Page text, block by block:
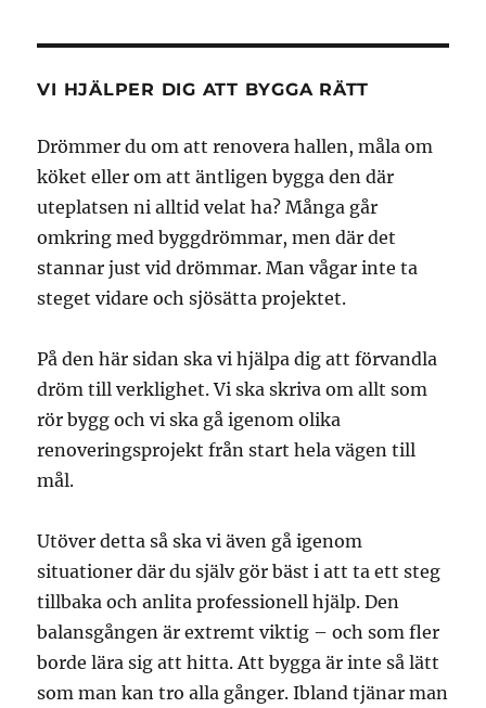
VI HJÄLPER DIG ATT BYGGA RÄTT
Drömmer du om att renovera hallen, måla om
köket eller om att äntligen bygga den där
uteplatsen ni alltid velat ha? Många går
omkring med byggdrömmar, men där det
stannar just vid drömmar. Man vågar inte ta
steget vidare och sjösätta projektet.
På den här sidan ska vi hjälpa dig att förvandla
dröm till verklighet. Vi ska skriva om allt som
rör bygg och vi ska gå igenom olika
renoveringsprojekt från start hela vägen till
mål.
Utöver detta så ska vi även gå igenom
situationer där du själv gör bäst i att ta ett steg
tillbaka och anlita professionell hjälp. Den
balansgången är extremt viktig – och som fler
borde lära sig att hitta. Att bygga är inte så lätt
som man kan tro alla gånger. Ibland tjänar man